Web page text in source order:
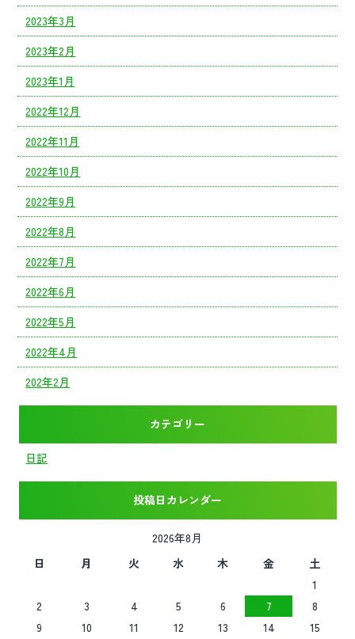
2023年3月
2023年2月
2023年1月
2022年12月
2022年11月
2022年10月
2022年9月
2022年8月
2022年7月
2022年6月
2022年5月
2022年4月
202年2月
カテゴリー
日記
投稿日カレンダー
2026年8月
日
月 火 水 木 金
土
1
2
3 4 5 6 7
8
9
10 11 12 13 14 15